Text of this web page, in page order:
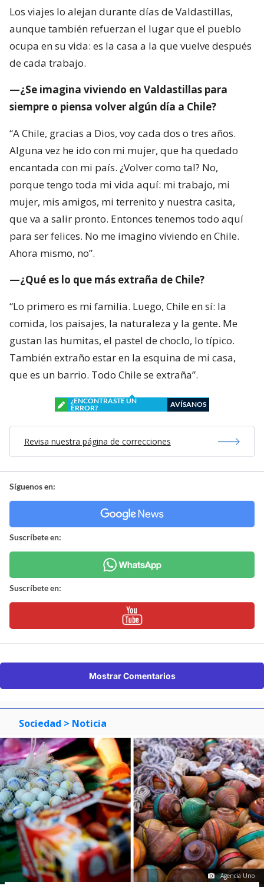
Los viajes lo alejan durante días de Valdastillas,
aunque también refuerzan el lugar que el pueblo
ocupa en su vida: es la casa a la que vuelve después
de cada trabajo.
—¿Se imagina viviendo en Valdastillas para
siempre o piensa volver algún día a Chile?
“A Chile, gracias a Dios, voy cada dos o tres años.
Alguna vez he ido con mi mujer, que ha quedado
encantada con mi país. ¿Volver como tal? No,
porque tengo toda mi vida aquí: mi trabajo, mi
mujer, mis amigos, mi terrenito y nuestra casita,
que va a salir pronto. Entonces tenemos todo aquí
para ser felices. No me imagino viviendo en Chile.
Ahora mismo, no”.
—¿Qué es lo que más extraña de Chile?
“Lo primero es mi familia. Luego, Chile en sí: la
comida, los paisajes, la naturaleza y la gente. Me
gustan las humitas, el pastel de choclo, lo típico.
También extraño estar en la esquina de mi casa,
que es un barrio. Todo Chile se extraña”.
¿ENCONTRASTE UN
ERROR?
AVÍSANOS
Revisa nuestra página de correcciones
Síguenos en:
Suscríbete en:
Suscríbete en:
Mostrar Comentarios
Sociedad > Noticia
Agencia Uno